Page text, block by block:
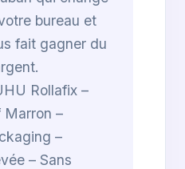
bureau et
fait gagner du
Rollafix –
Marron –
–
– Sans